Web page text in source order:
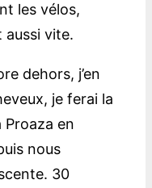
les vélos,
vite.
dehors, j’en
je ferai la
en
nous
30